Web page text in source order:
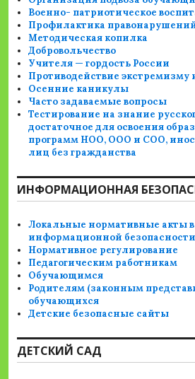
Военно- патриотическое
Профилактика
Методическая копилка
Добровольчество
Учителя — гордость России
Противодействие экстремизму
Осенние каникулы
Часто задаваемые вопросы
Тестирование на знание
достаточное для освоения
программ НОО, ООО и СОО,
лиц без гражданства
ИНФОРМАЦИОННАЯ
Локальные нормативные акты
информационной
Нормативное регулирование
Педагогическим работникам
Обучающимся
Родителям (законным
обучающихся
Детские безопасные сайты
ДЕТСКИЙ САД